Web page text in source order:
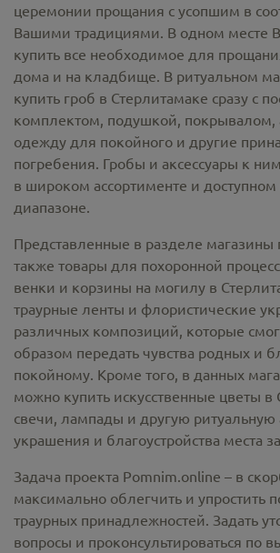
церемонии прощания с усопшим в
Вашими традициями. В одном месте
купить все необходимое для
дома и на кладбище. В ритуальном
купить гроб в Стерлитамаке сразу с
комплектом, подушкой, покрывалом,
одежду для покойного и другие
погребения. Гробы и аксессуары к
в широком ассортименте и
диапазоне.
Представленные в разделе магазины
также товары для похоронной
венки и корзины на могилу в
траурные ленты и флористические
различных композиций, которые
образом передать чувства родных и
покойному. Кроме того, в данных
можно купить искусственные цветы в
свечи, лампады и другую ритуальную
украшения и благоустройства места
Задача проекта Pomnim.online – в
максимально облегчить и упростить
траурных принадлежностей. Задать
вопросы и проконсультироваться по